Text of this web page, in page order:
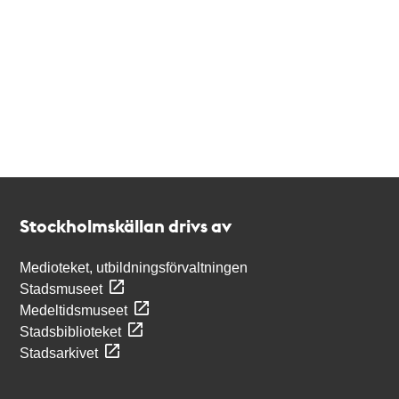
Stockholmskällan drivs av
Medioteket, utbildningsförvaltningen
Stadsmuseet
Medeltidsmuseet
Stadsbiblioteket
Stadsarkivet